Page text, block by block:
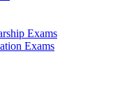
Exams
Exams